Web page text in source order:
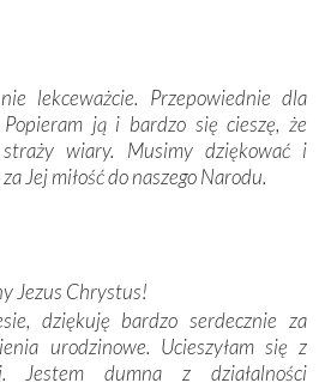
serdeczną otwartością
ich ludową sztukę i
kraje są od siebie bardzo
nie czuliśmy się obco.
sama Matka Boża, ale też
swój początek w naszej
wyjazdów do historycznych
się, że Maryja swoją opieką
lecz wszystkie nacje, które
każdą osobę, która zawierza
lekceważcie. Przepowiednie dla
Popieram ją i bardzo się cieszę, że
wiary. Musimy dziękować i
Jej miłość do naszego Narodu.
Jezus Chrystus!
dziękuję bardzo serdecznie za
urodzinowe. Ucieszyłam się z
Jestem dumna z działalności